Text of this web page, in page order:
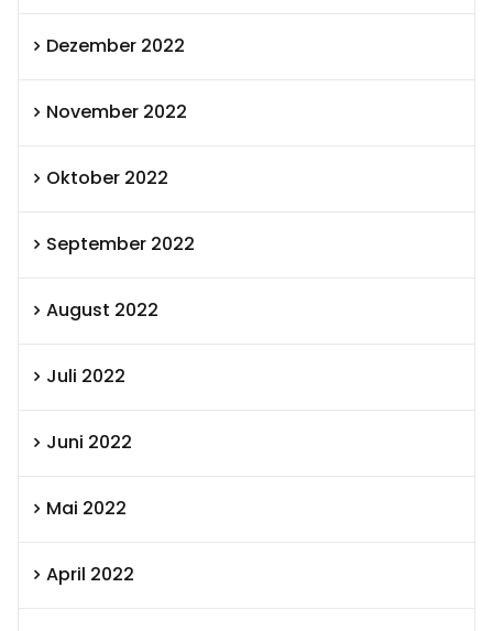
Dezember 2022
November 2022
Oktober 2022
September 2022
August 2022
Juli 2022
Juni 2022
Mai 2022
April 2022